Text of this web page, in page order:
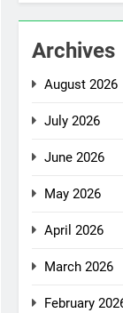
Archives
August 2026
July 2026
June 2026
May 2026
April 2026
March 2026
February